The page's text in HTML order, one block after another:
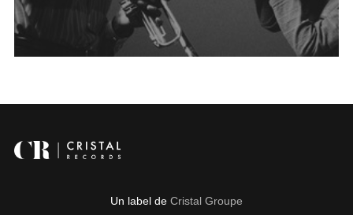
Un label de Cristal Groupe